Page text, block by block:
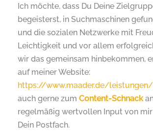
Ich möchte, dass Du Deine
begeisterst, in Suchmaschinen
und die sozialen Netzwerke mit
Leichtigkeit und vor allem
wir das gemeinsam hinbekommen,
auf meiner Website:
https://www.maader.de/leistungen/
auch gerne zumContent-Schnack
regelmäßig wertvollen Input von
Dein Postfach.